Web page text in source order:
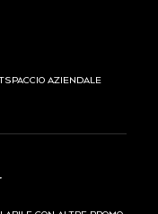
SPACCIO AZIENDALE